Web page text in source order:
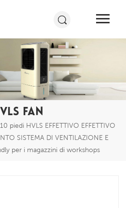
FAN
piedi HVLS EFFETTIVO EFFETTIVO
SISTEMA DI VENTILAZIONE E
per i magazzini di workshops